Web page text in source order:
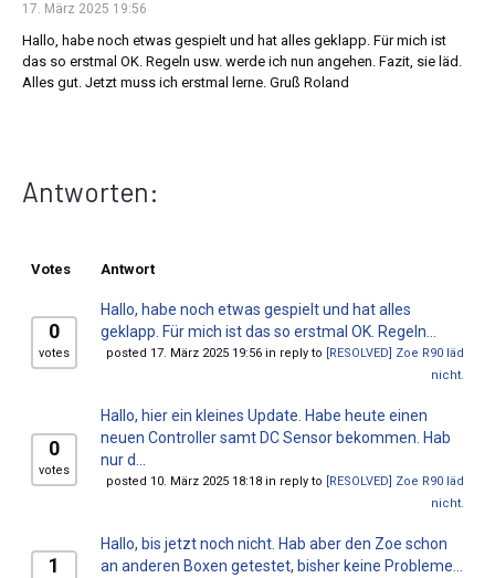
17. März 2025 19:56
Hallo, habe noch etwas gespielt und hat alles geklapp. Für mich ist
das so erstmal OK. Regeln usw. werde ich nun angehen. Fazit, sie läd.
Alles gut. Jetzt muss ich erstmal lerne. Gruß Roland
Antworten:
Votes Antwort
0
votes
Hallo, habe noch etwas gespielt und hat alles
geklapp. Für mich ist das so erstmal OK. Regeln...
posted 17. März 2025 19:56 in reply to [RESOLVED] Zoe R90 läd
nicht.
0
votes
Hallo, hier ein kleines Update. Habe heute einen
neuen Controller samt DC Sensor bekommen. Hab
nur d...
posted 10. März 2025 18:18 in reply to [RESOLVED] Zoe R90 läd
nicht.
1
Hallo, bis jetzt noch nicht. Hab aber den Zoe schon
an anderen Boxen getestet, bisher keine Probleme...